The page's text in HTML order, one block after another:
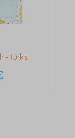
- Türkis